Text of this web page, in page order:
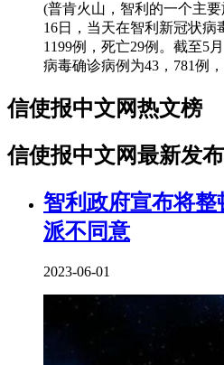
(普肯火山，智利的一个主要
16日，当天在智利新冠状病
1199例，死亡29例。截至5
病毒确诊病例为43，781例
信使报中文网热文榜
信使报中文网最新发布
智利政府宣布将
派不同意
2023-06-01